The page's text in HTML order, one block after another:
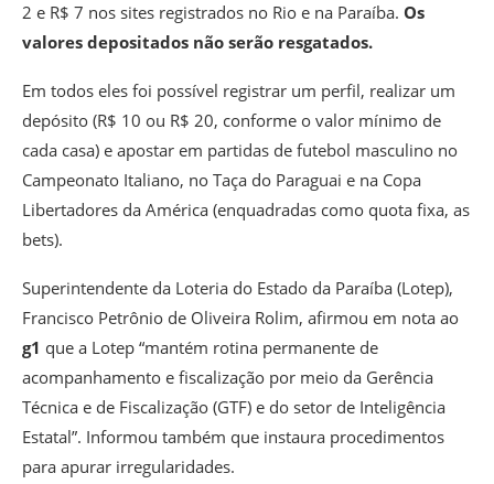
2 e R$ 7 nos sites registrados no Rio e na Paraíba. Os
valores depositados não serão resgatados.
Em todos eles foi possível registrar um perfil, realizar um
depósito (R$ 10 ou R$ 20, conforme o valor mínimo de
cada casa) e apostar em partidas de futebol masculino no
Campeonato Italiano, no Taça do Paraguai e na Copa
Libertadores da América (enquadradas como quota fixa, as
bets).
Superintendente da Loteria do Estado da Paraíba (Lotep),
Francisco Petrônio de Oliveira Rolim, afirmou em nota ao
g1 que a Lotep “mantém rotina permanente de
acompanhamento e fiscalização por meio da Gerência
Técnica e de Fiscalização (GTF) e do setor de Inteligência
Estatal”. Informou também que instaura procedimentos
para apurar irregularidades.